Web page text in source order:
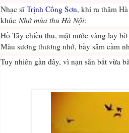
Nhạc sĩ Trịnh Công Sơn, khi ra thăm
khúc Nhớ mùa thu Hà Nội:
Hồ Tây chiều thu, mặt nước vàng lay
Màu sương thương nhớ, bầy sâm cầm
Tuy nhiên gần đây, vì nạn săn bắt vừa